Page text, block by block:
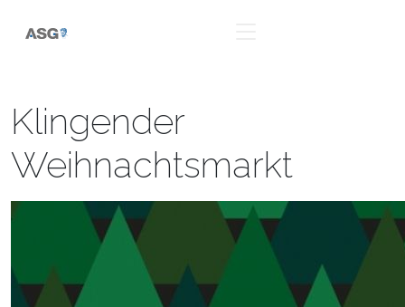
Klingender
Weihnachtsmarkt